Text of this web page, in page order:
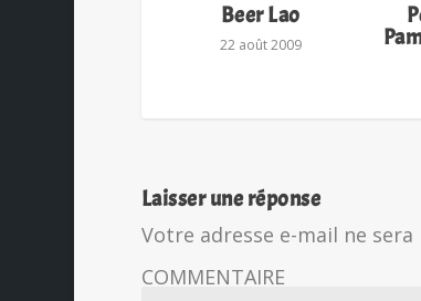
Beer Lao
22 août 2009
Laisser une réponse
Votre adresse e-mail ne sera
COMMENTAIRE